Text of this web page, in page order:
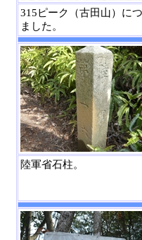
315ピーク（古田山）に
ました。
陸軍省石柱。